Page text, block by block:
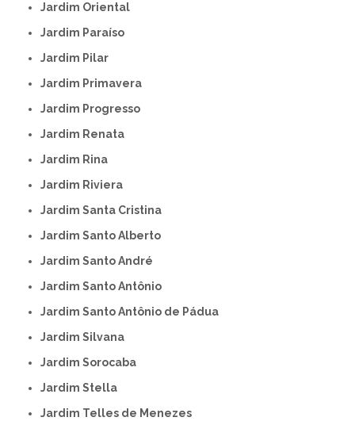
Jardim Oriental
Jardim Paraíso
Jardim Pilar
Jardim Primavera
Jardim Progresso
Jardim Renata
Jardim Rina
Jardim Riviera
Jardim Santa Cristina
Jardim Santo Alberto
Jardim Santo André
Jardim Santo Antônio
Jardim Santo Antônio de Pádua
Jardim Silvana
Jardim Sorocaba
Jardim Stella
Jardim Telles de Menezes